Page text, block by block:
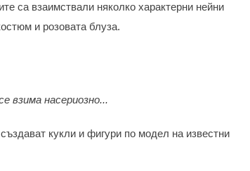
са взаимствали няколко характерни нейни
и розовата блуза.
взима насериозно...
кукли и фигури по модел на известни